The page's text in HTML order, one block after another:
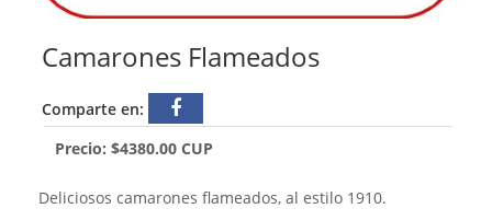
Camarones Flameados
Comparte en:
Precio: $4380.00 CUP
Deliciosos camarones flameados, al estilo 1910.